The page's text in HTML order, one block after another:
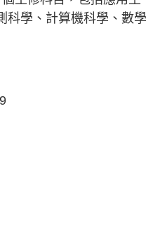
科學、計算機科學、數學